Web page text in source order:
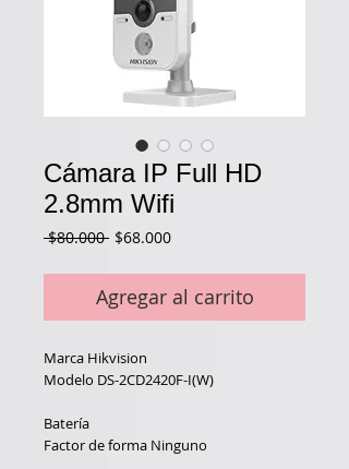
Cámara IP Full HD
2.8mm Wifi
$80.000 Precio
$68.000Precio
oferta
Agregar al carrito
Marca Hikvision
Modelo DS-2CD2420F-I(W)
Batería
Factor de forma Ninguno